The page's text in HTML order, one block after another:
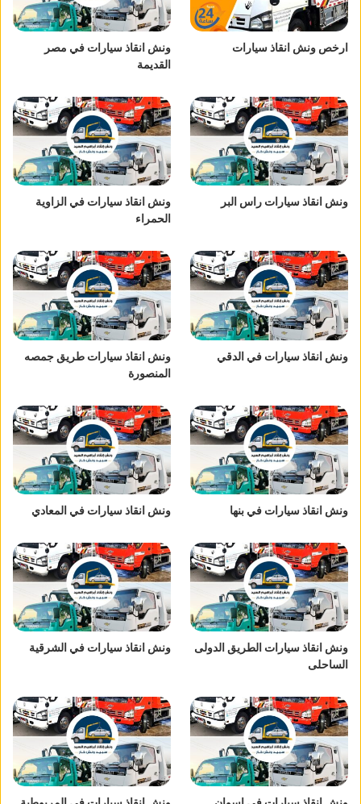
ارخص ونش انقاذ سيارات
ونش انقاذ سيارات في مصر
القديمة
ونش انقاذ سيارات راس البر
ونش انقاذ سيارات في الزاوية
الحمراء
ونش انقاذ سيارات في الدقي
ونش انقاذ سيارات طريق جمصه
المنصورة
ونش انقاذ سيارات في بنها ونش انقاذ سيارات في المعادي
ونش انقاذ سيارات الطريق الدولى
الساحلى
ونش انقاذ سيارات في الشرقية